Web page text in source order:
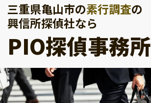
三重県亀山市の素行調査の
興信所探偵社なら
PIO探偵事務所